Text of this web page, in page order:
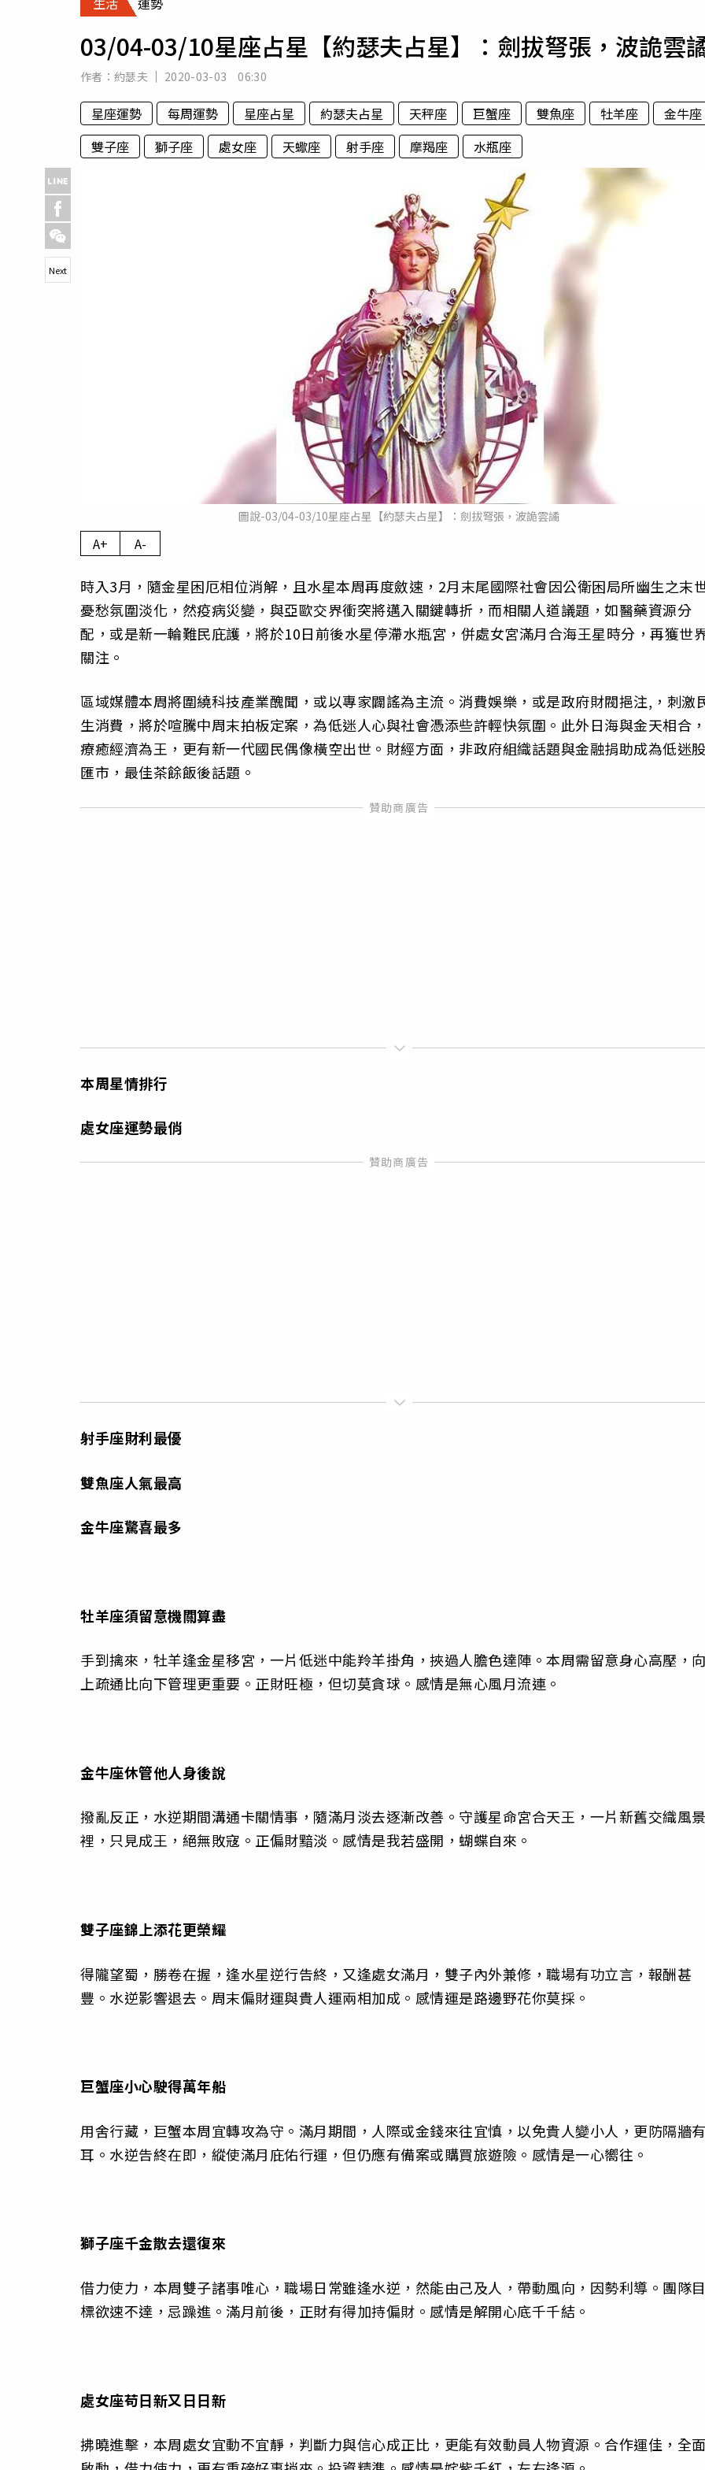
專欄
房產新勢力
運勢
梅酒
03/04-03/10星座占星【約瑟夫占星】：劍拔弩張，波詭雲
作者： 約瑟夫 2020-03-03 06:30
星座運勢 每周運勢 星座占星 約瑟夫占星 天秤座 巨蟹座 雙魚座 牡羊座
金牛座
雙子座
獅子座 處女座 天蠍座 射手座 摩羯座 水瓶座
圖說-03/04-03/10星座占星【約瑟夫占星】：劍拔弩張，波詭雲譎
Next
A+ A-
時入3月，隨金星困厄相位消解，且水星本周再度斂速，2月末尾國際社會因公衛困局所幽生之末
憂愁氛圍淡化，然疫病災變，與亞歐交界衝突將邁入關鍵轉折，而相關人道議題，如醫藥資源分
配，或是新一輪難民庇護，將於10日前後水星停滯水瓶宮，併處女宮滿月合海王星時分，再獲世
關注。
區域媒體本周將圍繞科技產業醜聞，或以專家闢謠為主流。消費娛樂，或是政府財閥挹注,，刺激
生消費，將於喧騰中周末拍板定案，為低迷人心與社會憑添些許輕快氛圍。此外日海與金天相合
療癒經濟為王，更有新一代國民偶像橫空出世。財經方面，非政府組織話題與金融捐助成為低迷
匯市，最佳茶餘飯後話題。
本周星情排行
處女座運勢最俏
射手座財利最優
雙魚座人氣最高
金牛座驚喜最多
牡羊座須留意機關算盡
手到擒來，牡羊逢金星移宮，一片低迷中能羚羊掛角，挾過人膽色達陣。本周需留意身心高壓，
上疏通比向下管理更重要。正財旺極，但切莫貪球。感情是無心風月流連。
金牛座休管他人身後說
撥亂反正，水逆期間溝通卡關情事，隨滿月淡去逐漸改善。守護星命宮合天王，一片新舊交織風
裡，只見成王，絕無敗寇。正偏財黯淡。感情是我若盛開，蝴蝶自來。
雙子座錦上添花更榮耀
得隴望蜀，勝卷在握，逢水星逆行告終，又逢處女滿月，雙子內外兼修，職場有功立言，報酬甚
豐。水逆影響退去。周末偏財運與貴人運兩相加成。感情運是路邊野花你莫採。
巨蟹座小心駛得萬年船
用舍行藏，巨蟹本周宜轉攻為守。滿月期間，人際或金錢來往宜慎，以免貴人變小人，更防隔牆
耳。水逆告終在即，縱使滿月庇佑行運，但仍應有備案或購買旅遊險。感情是一心嚮往。
獅子座千金散去還復來
借力使力，本周雙子諸事唯心，職場日常雖逢水逆，然能由己及人，帶動風向，因勢利導。團隊
標欲速不達，忌躁進。滿月前後，正財有得加持偏財。感情是解開心底千千結。
處女座苟日新又日日新
拂曉進擊，本周處女宜動不宜靜，判斷力與信心成正比，更能有效動員人物資源。合作運佳，全